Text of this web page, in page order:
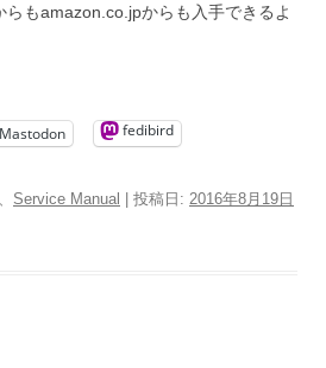
もamazon.co.jpからも入手できるよ
Mastodon fedibird
Service Manual | 投稿日: 2016年8月19日